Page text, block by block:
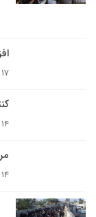
۱۷ دی ۱۳۹۲
۱۴ دی ۱۳۹۲
۱۴ دی ۱۳۹۲